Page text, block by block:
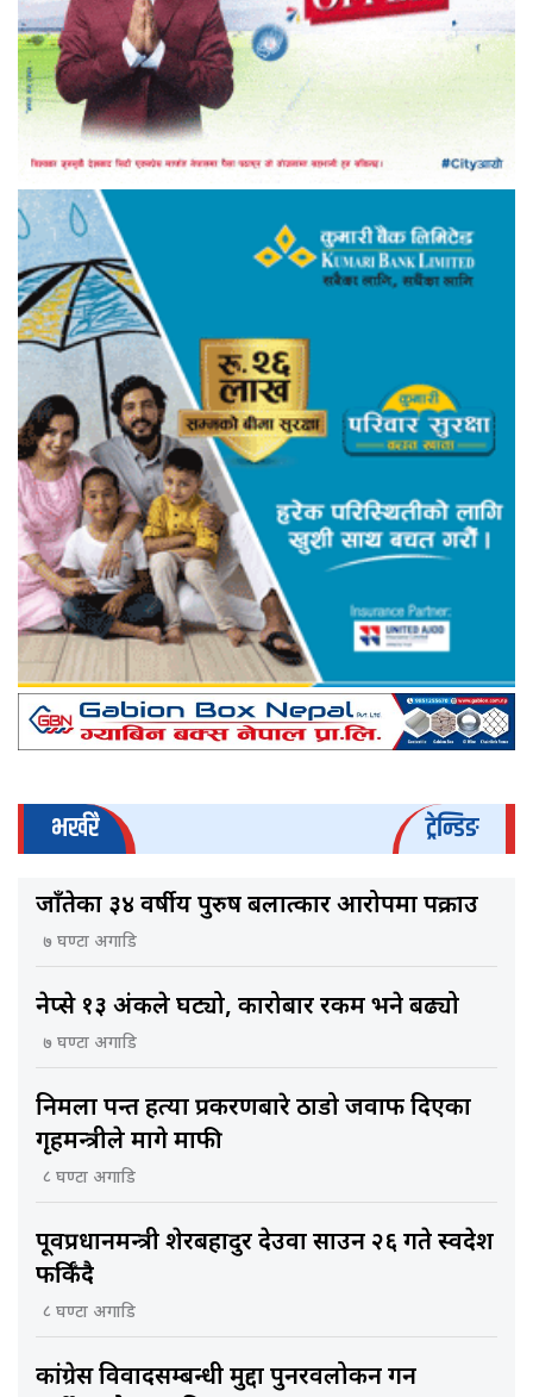
भर्खरै ट्रेन्डिङ
जाँतेका ३४ वर्षीय पुरुष बलात्कार आरोपमा पक्राउ
७ घण्टा अगाडि
नेप्से १३ अंकले घट्यो, कारोबार रकम भने बढ्यो
७ घण्टा अगाडि
निर्मला पन्त हत्या प्रकरणबारे ठाडो जवाफ दिएका
गृहमन्त्रीले मागे माफी
८ घण्टा अगाडि
पूर्वप्रधानमन्त्री शेरबहादुर देउवा साउन २६ गते स्वदेश
फर्किँदै
८ घण्टा अगाडि
कांग्रेस विवादसम्बन्धी मुद्दा पुनरवलोकन गर्न